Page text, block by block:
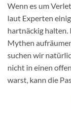
Wenn es um
laut Experten
hartnäckig halten.
Mythen
suchen wir
nicht in einen
warst, kann die